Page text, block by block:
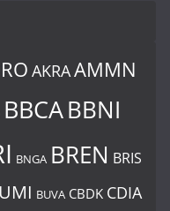
AKRAAMMN
BBCABBNI
BNGA BREN BRIS
BUVA CBDK CDIA